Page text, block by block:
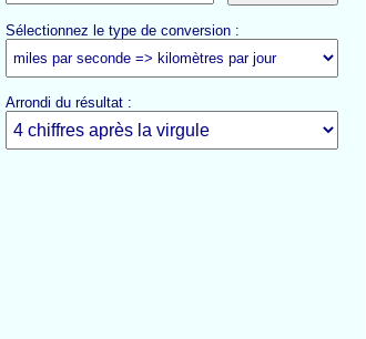
Sélectionnez le type de conversion :
Arrondi du résultat :